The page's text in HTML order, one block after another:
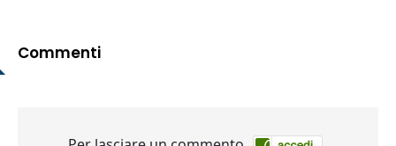
Commenti